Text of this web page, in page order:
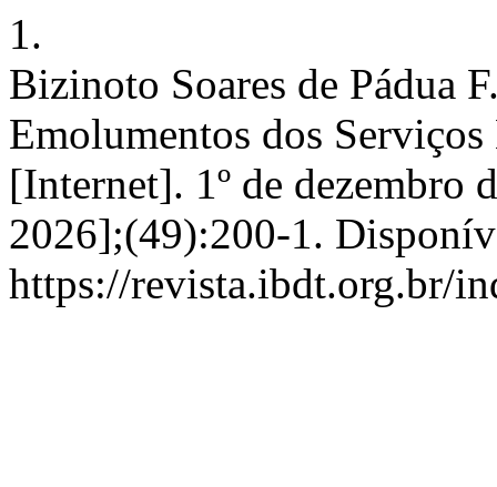
1.
Bizinoto Soares de Pádua
Emolumentos dos
[Internet]. 1º de dezembro
2026];(49):200-1.
https://revista.ibdt.org.br/